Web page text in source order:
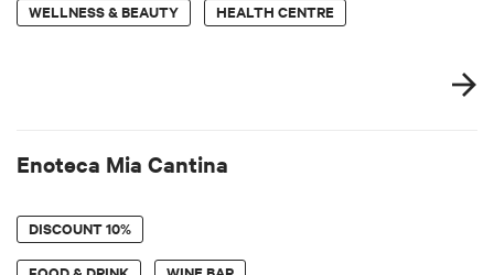
WELLNESS & BEAUTY HEALTH CENTRE
Enoteca Mia Cantina
DISCOUNT10%